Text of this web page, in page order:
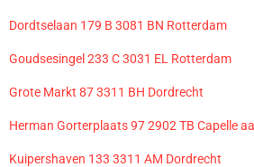
Dordtselaan 179 B 3081 BN Rotterdam
Goudsesingel 233 C 3031 EL Rotterdam
Grote Markt 87 3311 BH Dordrecht
Herman Gorterplaats 97 2902 TB Capelle
Kuipershaven 133 3311 AM Dordrecht